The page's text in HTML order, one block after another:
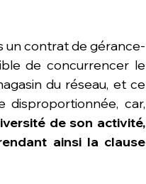
un contrat de gérance-
de concurrencer le
du réseau, et ce
de son activité,
ainsi la clause